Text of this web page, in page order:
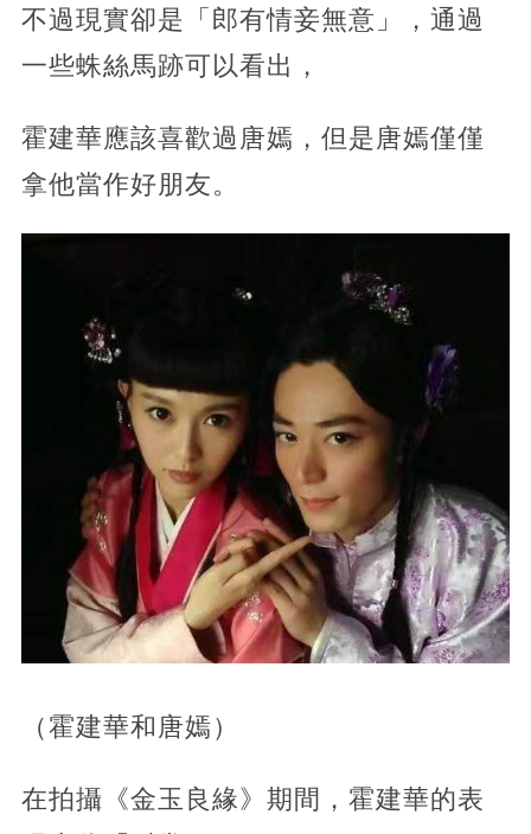
不過現實卻是「郎有情妾無意」，通過
一些蛛絲馬跡可以看出，
霍建華應該喜歡過唐嫣，但是唐嫣僅僅
拿他當作好朋友。
（霍建華和唐嫣）
在拍攝《金玉良緣》期間，霍建華的表